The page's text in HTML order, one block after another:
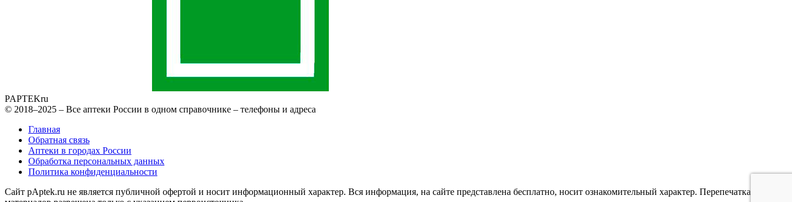
PAPTEKru
© 2018–2025 – Все аптеки России в одном справочнике – телефоны и адреса
Главная
Обратная связь
Аптеки в городах России
Обработка персональных данных
Политика конфиденциальности
Сайт pAptek.ru не является публичной офертой и носит информационный характер. Вся информация, на сайте представлена бесплатно, носит ознакомительный характер. Перепечатка